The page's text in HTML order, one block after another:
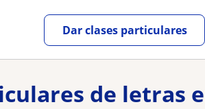
Dar clases particulares
de letras